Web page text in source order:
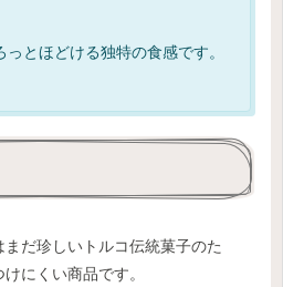
とほどける独特の食感です。
だ珍しいトルコ伝統菓子のた
にくい商品です。